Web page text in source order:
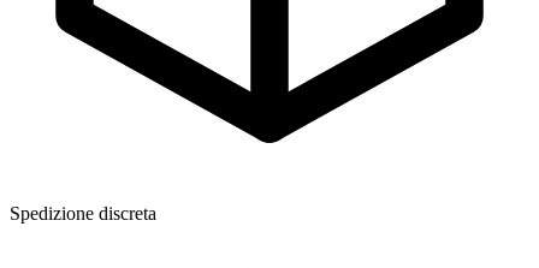
Spedizione discreta